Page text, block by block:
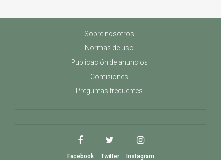
Sobre nosotros
Normas de uso
Publicación de anuncios
Comisiones
Preguntas frecuentes
Facebook Twitter Instagram